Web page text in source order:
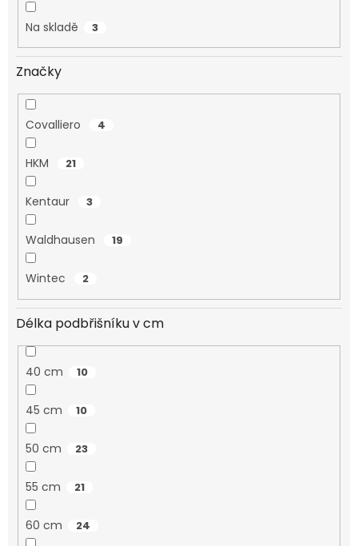
Na skladě 3
Značky
Covalliero 4
HKM 21
Kentaur 3
Waldhausen 19
Wintec 2
Délka podbřišníku v cm
40 cm 10
45 cm 10
50 cm 23
55 cm 21
60 cm 24